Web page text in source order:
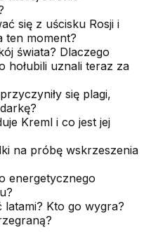
się z uścisku Rosji i
ten moment?
świata? Dlaczego
hołubili uznali teraz za
się plagi,
Kreml i co jest jej
na próbę wskrzeszenia
energetycznego
Kto go wygra?